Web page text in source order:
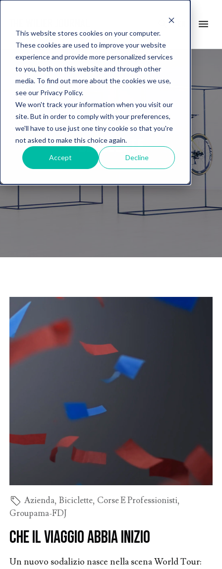
This website stores cookies on your computer.
These cookies are used to improve your website
experience and provide more personalized services
to you, both on this website and through other
media. To find out more about the cookies we use,
see our Privacy Policy.
We won't track your information when you visit our
site. But in order to comply with your preferences,
we'll have to use just one tiny cookie so that you're
not asked to make this choice again.
Accept Decline
menu
search
BICICLETTE
Azienda, Biciclette, Corse E Professionisti,
Groupama-FDJ
Che il viaggio abbia inizio
Un nuovo sodalizio nasce nella scena World Tour: